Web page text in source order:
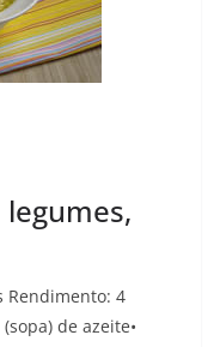
Rendimento: 4
de azeite•